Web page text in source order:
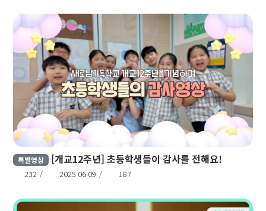
특별영상 [개교12주년] 초등학생들이 감사를 전해요!
232 2025.06.09 187